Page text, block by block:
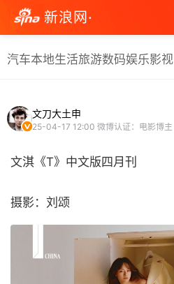
新浪网·
汽车本地生活旅游数码娱乐影视
文刀大土申
25-04-17 12:00 微博认证：电影博主
文淇《T》中文版四月刊
摄影：刘颂 ​